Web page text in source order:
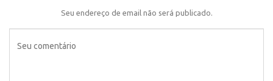
Seu endereço de email não será publicado.